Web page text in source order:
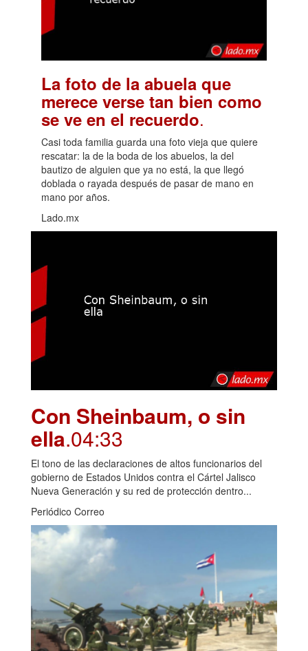
La foto de la abuela que
merece verse tan bien como
se ve en el recuerdo.
Casi toda familia guarda una foto vieja que quiere
rescatar: la de la boda de los abuelos, la del
bautizo de alguien que ya no está, la que llegó
doblada o rayada después de pasar de mano en
mano por años.
Lado.mx
Con Sheinbaum, o sin
ella.04:33
El tono de las declaraciones de altos funcionarios del
gobierno de Estados Unidos contra el Cártel Jalisco
Nueva Generación y su red de protección dentro...
Periódico Correo